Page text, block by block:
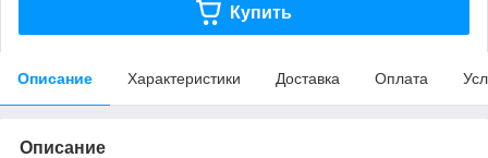
Купить
Описание Характеристики Доставка Оплата
Описание